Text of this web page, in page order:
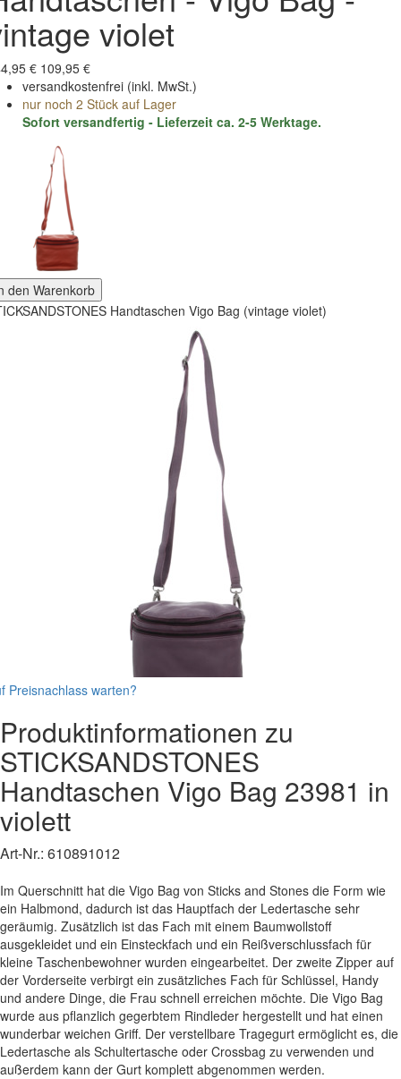
violet
€ 109,95 €
versandkostenfrei (inkl. MwSt.)
nur noch 2 Stück auf Lager
Sofort versandfertig - Lieferzeit ca. 2-5 Werktage.
den Warenkorb
Handtaschen Vigo Bag (vintage violet)
Preisnachlass warten?
Produktinformationen zu
STICKSANDSTONES
Handtaschen Vigo Bag 23981 in
violett
Art-Nr.: 610891012
Im Querschnitt hat die Vigo Bag von Sticks and Stones die Form wie
ein Halbmond, dadurch ist das Hauptfach der Ledertasche sehr
geräumig. Zusätzlich ist das Fach mit einem Baumwollstoff
ausgekleidet und ein Einsteckfach und ein Reißverschlussfach für
kleine Taschenbewohner wurden eingearbeitet. Der zweite Zipper auf
der Vorderseite verbirgt ein zusätzliches Fach für Schlüssel, Handy
und andere Dinge, die Frau schnell erreichen möchte. Die Vigo Bag
wurde aus pflanzlich gegerbtem Rindleder hergestellt und hat einen
wunderbar weichen Griff. Der verstellbare Tragegurt ermöglicht es, die
Ledertasche als Schultertasche oder Crossbag zu verwenden und
außerdem kann der Gurt komplett abgenommen werden.